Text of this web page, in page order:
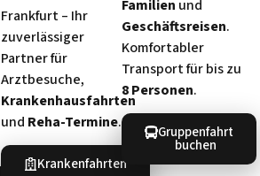
Frankfurt – Ihr
zuverlässiger
Partner für
Arztbesuche,
Krankenhausfahrten
und Reha-Termine.
Krankenfahrten
Familien und
Geschäftsreisen.
Komfortabler
Transport für bis zu
8 Personen.
Gruppenfahrt
buchen